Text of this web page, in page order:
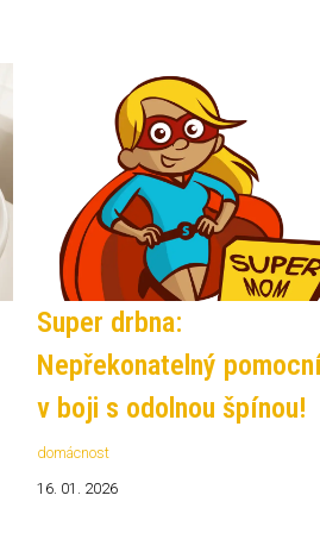
Super drbna:
Nepřekonatelný
v boji s odolnou špínou!
domácnost
16. 01. 2026